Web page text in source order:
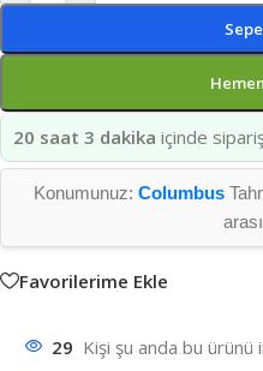
20 saat 3 dakika içinde
Konumunuz: Columbus
Favorilerime Ekle
29 Kişi şu anda bu ürünü